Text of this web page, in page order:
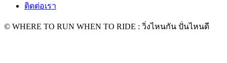
ติดต่อเรา
© WHERE TO RUN WHEN TO RIDE : วิ่งไหนกัน ปั่นไหนดี